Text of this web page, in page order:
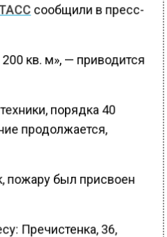
сообщили в пресс-
кв. м», — приводится
порядка 40
продолжается,
пожару был присвоен
Пречистенка, 36,